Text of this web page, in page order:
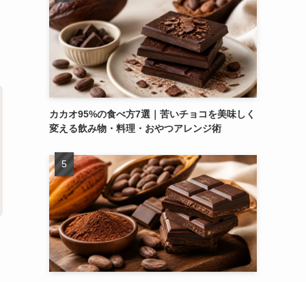
カカオ95%の食べ方7選｜苦いチョコを美味しく
変える飲み物・料理・おやつアレンジ術